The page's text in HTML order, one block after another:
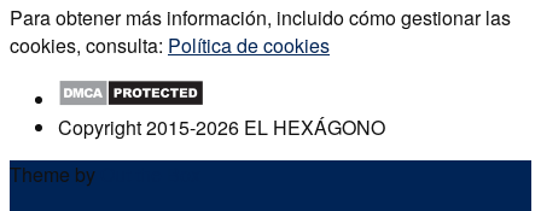
Para obtener más información, incluido cómo gestionar las
cookies, consulta: Política de cookies
Copyright 2015-2026 EL HEXÁGONO
Theme by